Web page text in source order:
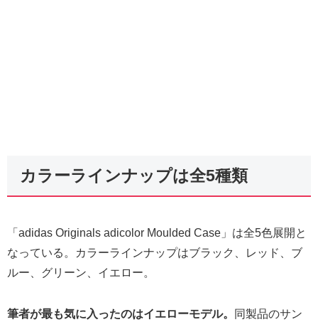
カラーラインナップは全5種類
「adidas Originals adicolor Moulded Case」は全5色展開と
なっている。カラーラインナップはブラック、レッド、ブ
ルー、グリーン、イエロー。
筆者が最も気に入ったのはイエローモデル。
同製品のサン